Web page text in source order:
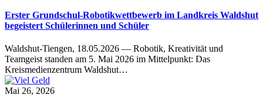
Erster Grundschul-Robotikwettbewerb im Landkreis Waldshut
begeistert Schülerinnen und Schüler
Waldshut-Tiengen, 18.05.2026 — Robotik, Kreativität und
Teamgeist standen am 5. Mai 2026 im Mittelpunkt: Das
Kreismedienzentrum Waldshut…
Mai 26, 2026